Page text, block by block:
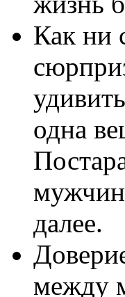
Как ни
одна
мужчин
далее.
между